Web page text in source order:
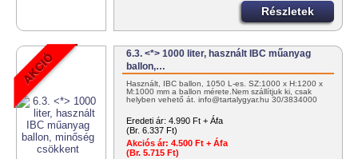
Részletek
6.3. <*> 1000 liter, használt IBC műanyag
ballon,…
Használt, IBC ballon, 1050 L-es. SZ:1000 x H:1200 x
M:1000 mm a ballon mérete.Nem szállítjuk ki, csak
helyben vehető át. info@tartalygyar.hu 30/3834000
Eredeti ár: 4.990 Ft + Áfa
(Br. 6.337 Ft)
Akciós ár: 4.500 Ft + Áfa
(Br. 5.715 Ft)